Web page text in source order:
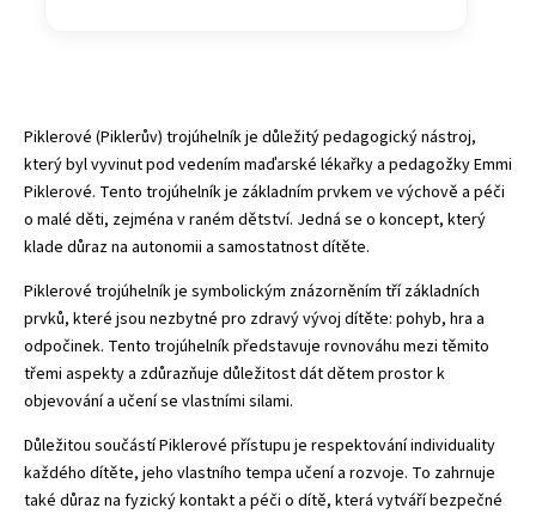
Piklerové (Piklerův) trojúhelník je důležitý pedagogický nástroj,
který byl vyvinut pod vedením maďarské lékařky a pedagožky Emmi
Piklerové. Tento trojúhelník je základním prvkem ve výchově a péči
o malé děti, zejména v raném dětství. Jedná se o koncept, který
klade důraz na autonomii a samostatnost dítěte.
Piklerové trojúhelník je symbolickým znázorněním tří základních
prvků, které jsou nezbytné pro zdravý vývoj dítěte: pohyb, hra a
odpočinek. Tento trojúhelníkpředstavuje rovnováhu mezi těmito
třemi aspekty a zdůrazňuje důležitost dát dětem prostor k
objevování a učení se vlastními silami.
Důležitou součástí Piklerové přístupu je respektování individuality
každého dítěte, jeho vlastního tempa učení a rozvoje. To zahrnuje
také důraz na fyzický kontakt a péči o dítě, která vytváří bezpečné